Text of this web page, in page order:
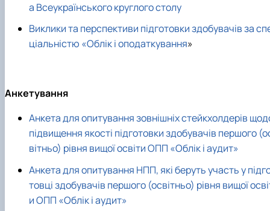
а Всеукраїнського круглого столу
Виклики та перспективи підготовки здобувачів за
ціальністю «Облік і оподаткування»
Анкетування
Анкета для опитування зовнішніх стейкхолдерів
підвищення якості підготовки здобувачів першого
вітньо) рівня вищої освіти ОПП «Облік і аудит»
Анкета для опитування НПП, які беруть участь у
товці здобувачів першого (освітньо) рівня вищої
и ОПП «Облік і аудит»